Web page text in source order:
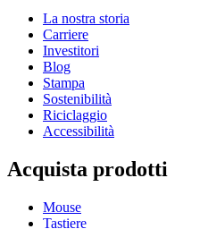
La nostra storia
Carriere
Investitori
Blog
Stampa
Sostenibilità
Riciclaggio
Accessibilità
Acquista prodotti
Mouse
Tastiere